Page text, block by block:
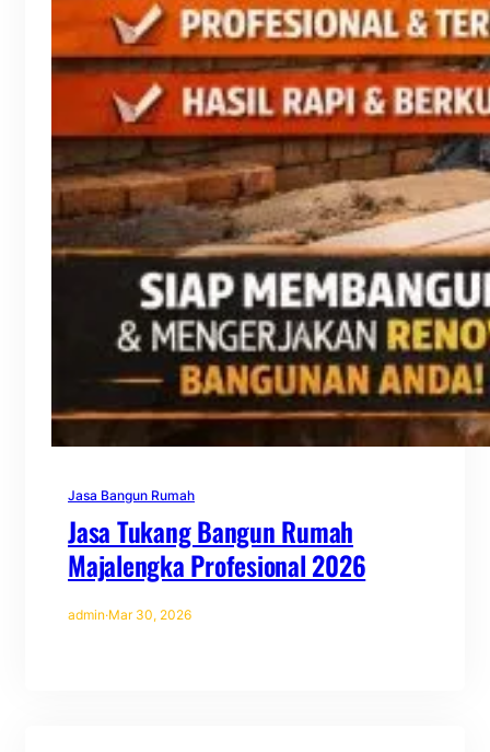
Jasa Bangun Rumah
Jasa Tukang Bangun Rumah
Majalengka Profesional 2026
admin·Mar 30, 2026